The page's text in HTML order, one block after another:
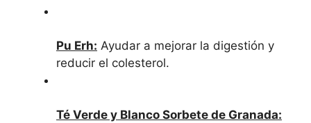
Pu Erh: Ayudar a mejorar la digestión y
reducir el colesterol.
Té Verde y Blanco Sorbete de Granada: